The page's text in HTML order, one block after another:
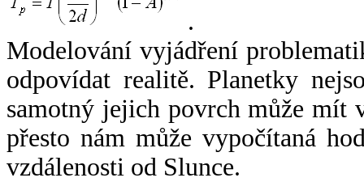
.
Modelování vyjádření
odpovídat realitě. Planetky
samotný jejich povrch může mít
přesto nám může vypočítaná
vzdálenosti od Slunce.